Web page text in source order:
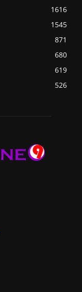
1616
1545
871
680
619
526